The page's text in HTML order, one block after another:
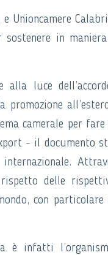
e Unioncamere
sostenere in
alla luce
promozione
camerale per
- il documento
internazionale.
delle
con
è infatti